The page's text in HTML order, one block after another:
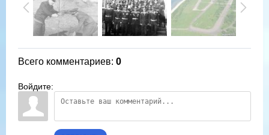
Всего комментариев: 0
Войдите: